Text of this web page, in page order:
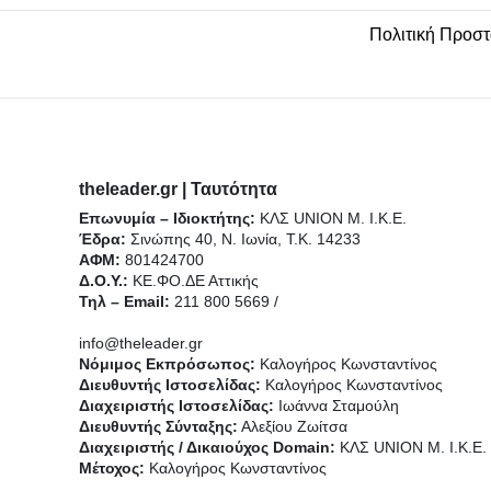
r
o
-
f
e
r
m
Πολιτική
theleader.gr | Ταυτότητα
Επωνυμία – Ιδιοκτήτης: ΚΛΣ UNION Μ. Ι.Κ.Ε.
Έδρα: Σινώπης 40, Ν. Ιωνία, Τ.Κ. 14233
ΑΦΜ: 801424700
Δ.Ο.Υ.: ΚΕ.ΦΟ.ΔΕ Αττικής
Τηλ – Email: 211 800 5669 /
info@theleader.gr
Νόμιμος Εκπρόσωπος: Καλογήρος Κωνσταντίνος
Διευθυντής Ιστοσελίδας: Καλογήρος Κωνσταντίνος
Διαχειριστής Ιστοσελίδας: Ιωάννα Σταμούλη
Διευθυντής Σύνταξης: Αλεξίου Ζωίτσα
Διαχειριστής / Δικαιούχος Domain: ΚΛΣ UNION Μ. Ι.Κ.Ε.
Μέτοχος: Καλογήρος Κωνσταντίνος